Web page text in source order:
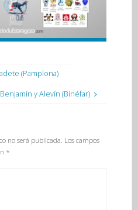
(Pamplona)
y Alevín (Binéfar)
no será publicada. Los campos
*